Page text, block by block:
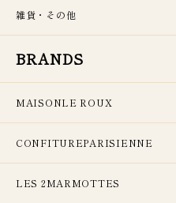
雑貨・その他
BRANDS
MAISONLE ROUX
CONFITUREPARISIENNE
LES 2MARMOTTES